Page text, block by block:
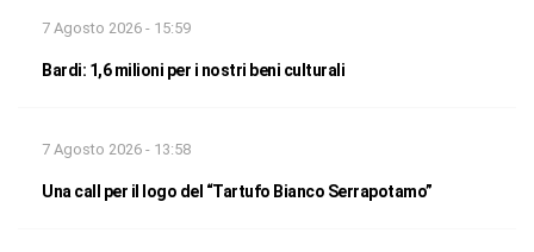
7 Agosto 2026 - 15:59
Bardi: 1,6 milioni per i nostri beni culturali
7 Agosto 2026 - 13:58
Una call per il logo del “Tartufo Bianco Serrapotamo”